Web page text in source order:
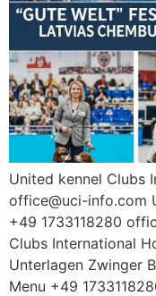
United kennel Clubs
office@uci-info.com
+49 1733118280
Clubs International
Unterlagen Zwinger
Menu +49